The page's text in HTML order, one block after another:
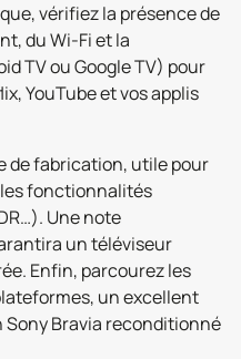
vérifiez la présence de
du Wi-Fi et la
TV ou Google TV) pour
YouTube et vos applis
de fabrication, utile pour
fonctionnalités
Une note
un téléviseur
Enfin, parcourez les
un excellent
Sony Bravia reconditionné